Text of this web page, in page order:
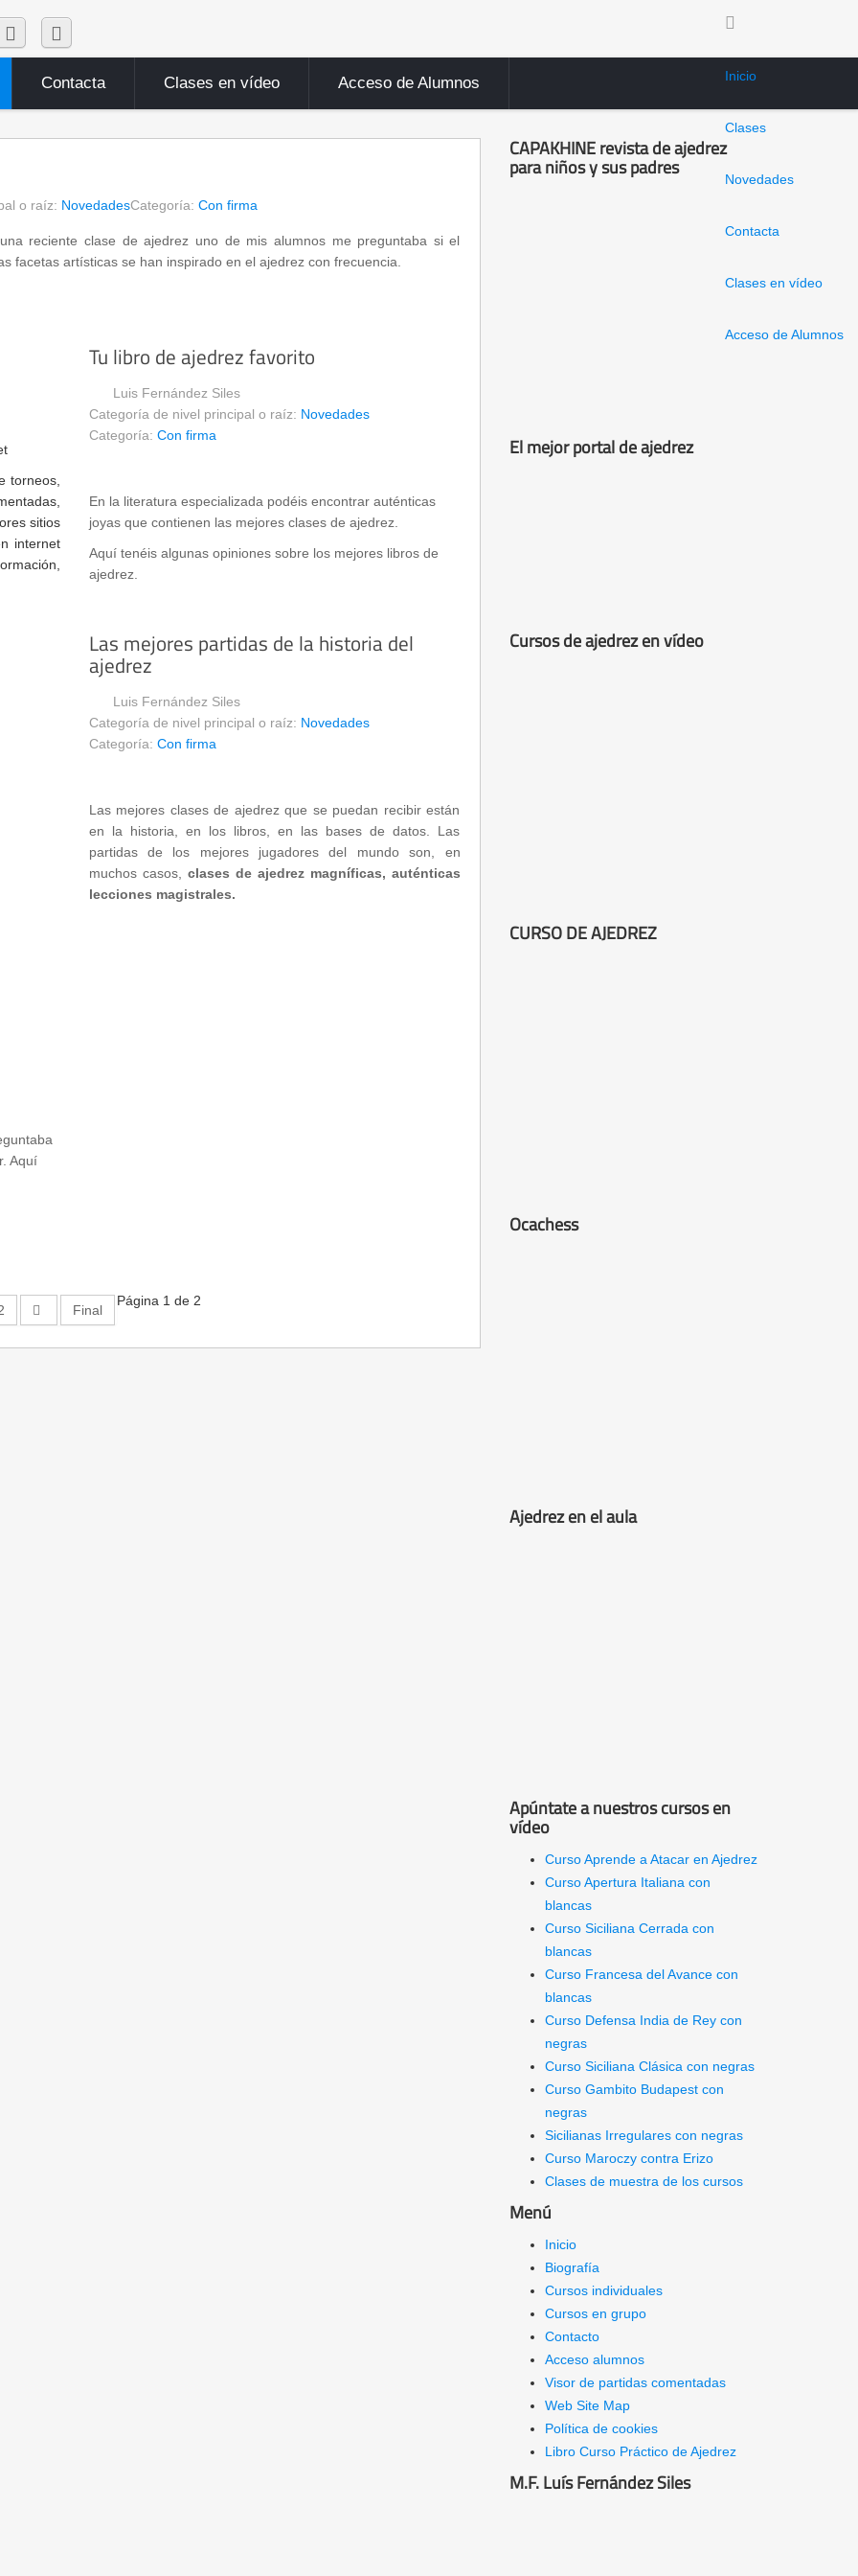
Contacta Clases en vídeo Acceso de Alumnos Inicio
Clases
Novedades
Contacta
Clases en vídeo
Acceso de Alumnos
o raíz: NovedadesCategoría: Con firma
reciente clase de ajedrez uno de mis alumnos me preguntaba si el
facetas artísticas se han inspirado en el ajedrez con frecuencia.
torneos,
sitios
internet
Tu libro de ajedrez favorito
Luis Fernández Siles
Categoría de nivel principal o raíz: Novedades
Categoría: Con firma
En la literatura especializada podéis encontrar auténticas
joyas que contienen las mejores clases de ajedrez.
Aquí tenéis algunas opiniones sobre los mejores libros de
ajedrez.
Las mejores partidas de la historia del
ajedrez
Luis Fernández Siles
Categoría de nivel principal o raíz: Novedades
Categoría: Con firma
Las mejores clases de ajedrez que se puedan recibir están
en la historia, en los libros, en las bases de datos. Las
partidas de los mejores jugadores del mundo son, en
muchos casos, clases de ajedrez magníficas, auténticas
lecciones magistrales.
Aquí
Página 1 de 2
Final
CAPAKHINE revista de ajedrez
para niños y sus padres
El mejor portal de ajedrez
Cursos de ajedrez en vídeo
CURSO DE AJEDREZ
Ocachess
Ajedrez en el aula
Apúntate a nuestros cursos en
vídeo
Curso Aprende a Atacar en Ajedrez
Curso Apertura Italiana con
blancas
Curso Siciliana Cerrada con
blancas
Curso Francesa del Avance con
blancas
Curso Defensa India de Rey con
negras
Curso Siciliana Clásica con negras
Curso Gambito Budapest con
negras
Sicilianas Irregulares con negras
Curso Maroczy contra Erizo
Clases de muestra de los cursos
Menú
Inicio
Biografía
Cursos individuales
Cursos en grupo
Contacto
Acceso alumnos
Visor de partidas comentadas
Web Site Map
Política de cookies
Libro Curso Práctico de Ajedrez
M.F. Luís Fernández Siles